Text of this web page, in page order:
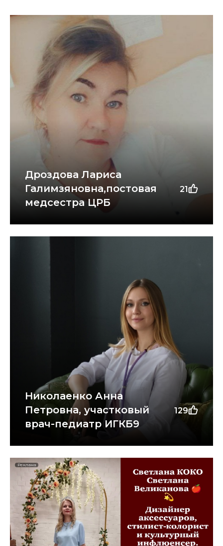
Дроздова Лариса
Галимзяновна,постовая
медсестра ЦРБ
21
Николаенко Анна
Петровна, участковый
врач-педиатр ИГКБ9
129
Реклама